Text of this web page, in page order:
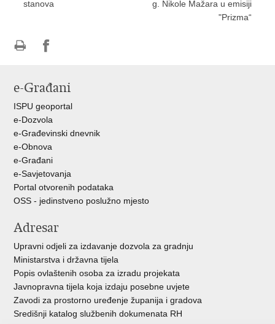
stanova
g. Nikole Mažara u emisiji
"Prizma“
FacebookuTwitteru
e-Građani
ISPU geoportal
e-Dozvola
e-Građevinski dnevnik
e-Obnova
e-Građani
e-Savjetovanja
Portal otvorenih podataka
OSS - jedinstveno poslužno mjesto
Adresar
Upravni odjeli za izdavanje dozvola za gradnju
Ministarstva i državna tijela
Popis ovlaštenih osoba za izradu projekata
Javnopravna tijela koja izdaju posebne uvjete
Zavodi za prostorno uređenje županija i gradova
Središnji katalog službenih dokumenata RH